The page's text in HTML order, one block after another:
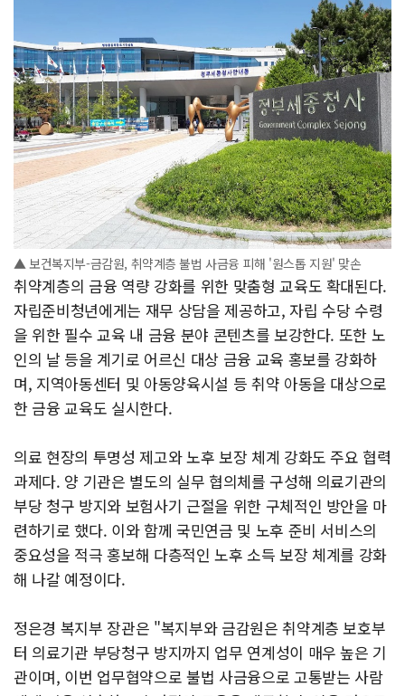
▲ 보건복지부-금감원, 취약계층 불법 사금융 피해 '원스톱 지원' 맞손
취약계층의 금융 역량 강화를 위한 맞춤형 교육도 확대된다.
자립준비청년에게는 재무 상담을 제공하고, 자립 수당 수령
을 위한 필수 교육 내 금융 분야 콘텐츠를 보강한다. 또한 노
인의 날 등을 계기로 어르신 대상 금융 교육 홍보를 강화하
며, 지역아동센터 및 아동양육시설 등 취약 아동을 대상으로
한 금융 교육도 실시한다.
의료 현장의 투명성 제고와 노후 보장 체계 강화도 주요 협력
과제다. 양 기관은 별도의 실무 협의체를 구성해 의료기관의
부당 청구 방지와 보험사기 근절을 위한 구체적인 방안을 마
련하기로 했다. 이와 함께 국민연금 및 노후 준비 서비스의
중요성을 적극 홍보해 다층적인 노후 소득 보장 체계를 강화
해 나갈 예정이다.
정은경 복지부 장관은 "복지부와 금감원은 취약계층 보호부
터 의료기관 부당청구 방지까지 업무 연계성이 매우 높은 기
관이며, 이번 업무협약으로 불법 사금융으로 고통받는 사람